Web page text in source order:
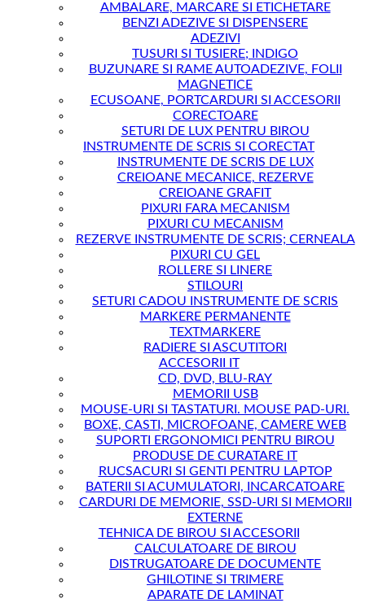
AMBALARE, MARCARE SI ETICHETARE
BENZI ADEZIVE SI DISPENSERE
ADEZIVI
TUSURI SI TUSIERE; INDIGO
BUZUNARE SI RAME AUTOADEZIVE, FOLII
MAGNETICE
ECUSOANE, PORTCARDURI SI ACCESORII
CORECTOARE
SETURI DE LUX PENTRU BIROU
INSTRUMENTE DE SCRIS SI CORECTAT
INSTRUMENTE DE SCRIS DE LUX
CREIOANE MECANICE, REZERVE
CREIOANE GRAFIT
PIXURI FARA MECANISM
PIXURI CU MECANISM
REZERVE INSTRUMENTE DE SCRIS; CERNEALA
PIXURI CU GEL
ROLLERE SI LINERE
STILOURI
SETURI CADOU INSTRUMENTE DE SCRIS
MARKERE PERMANENTE
TEXTMARKERE
RADIERE SI ASCUTITORI
ACCESORII IT
CD, DVD, BLU-RAY
MEMORII USB
MOUSE-URI SI TASTATURI. MOUSE PAD-URI.
BOXE, CASTI, MICROFOANE, CAMERE WEB
SUPORTI ERGONOMICI PENTRU BIROU
PRODUSE DE CURATARE IT
RUCSACURI SI GENTI PENTRU LAPTOP
BATERII SI ACUMULATORI, INCARCATOARE
CARDURI DE MEMORIE, SSD-URI SI MEMORII
EXTERNE
TEHNICA DE BIROU SI ACCESORII
CALCULATOARE DE BIROU
DISTRUGATOARE DE DOCUMENTE
GHILOTINE SI TRIMERE
APARATE DE LAMINAT